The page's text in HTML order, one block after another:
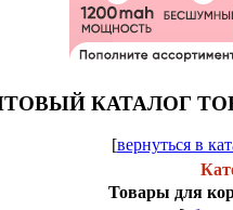
КАТАЛОГ
[вернуться в
Товары для